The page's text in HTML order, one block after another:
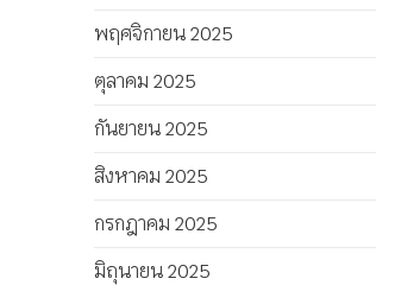
พฤศจิกายน 2025
ตุลาคม 2025
กันยายน 2025
สิงหาคม 2025
กรกฎาคม 2025
มิถุนายน 2025